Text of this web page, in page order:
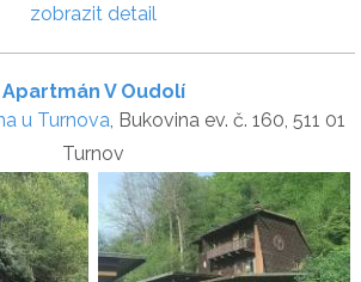
zobrazit detail
Apartmán V Oudolí
u Turnova , Bukovina ev. č. 160, 511 01
Turnov